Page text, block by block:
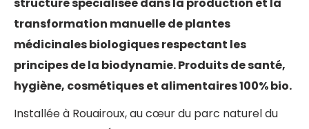
transformation manuelle de plantes
médicinales biologiques respectant les
principes de la biodynamie. Produits de santé,
hygiène, cosmétiques et alimentaires 100% bio.
Installée à Rouairoux, au cœur du parc naturel du